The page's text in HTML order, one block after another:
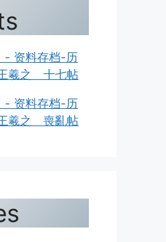
- 资料存档-历
羲之 十七帖
- 资料存档-历
羲之 喪亂帖